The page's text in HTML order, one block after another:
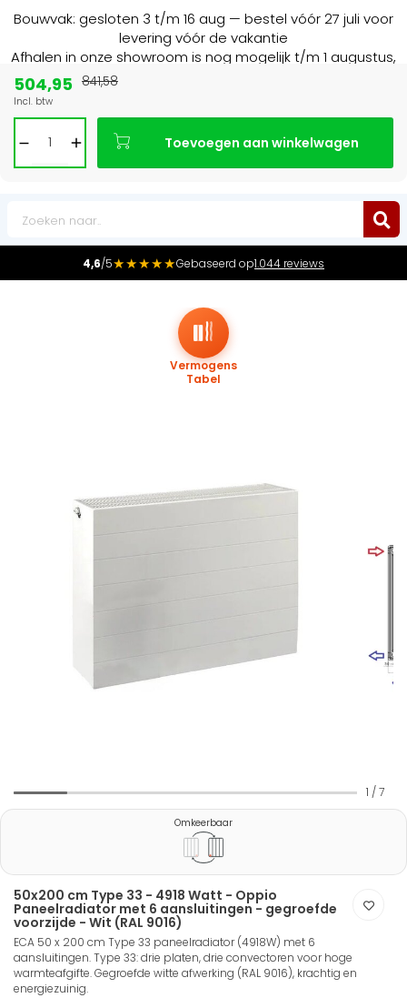
Bouwvak: gesloten 3 t/m 16 aug — bestel vóór 27 juli voor
levering vóór de vakantie
Afhalen in onze showroom is nog mogelijk t/m 1 augustus,
4,6/5★★★★★Gebaseerd op1.044 reviews
Vermogens
Tabel
1 / 7
Omkeerbaar
50x200 cm Type 33 - 4918 Watt - Oppio
Paneelradiator met 6 aansluitingen - gegroefde
voorzijde - Wit (RAL 9016)
ECA 50 x 200 cm Type 33 paneelradiator (4918W) met 6
aansluitingen. Type 33: drie platen, drie convectoren voor hoge
warmteafgifte. Gegroefde witte afwerking (RAL 9016), krachtig en
energiezuinig.
504,95
Incl. btw
841,58
Toevoegen aan winkelwagen